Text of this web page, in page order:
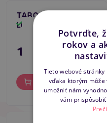
TABOOM Bondage In
Luxury Slapper (Red)
Skladom
19,80 €
Do košíka
Potvrďte,
rokov a
Tieto webové
vďaka ktorým
umožniť nám
vám